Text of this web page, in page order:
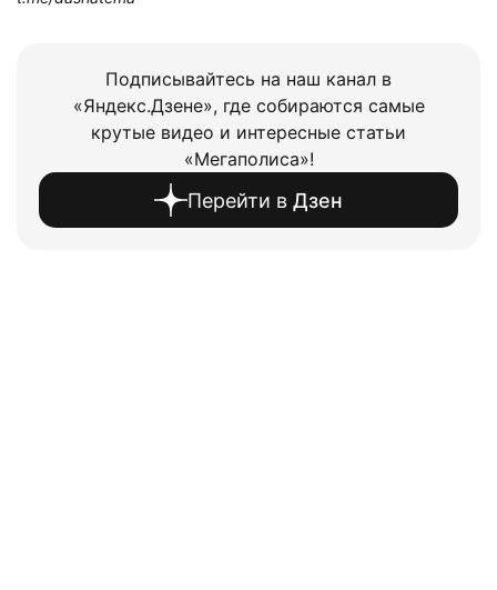
Подписывайтесь на наш канал в
«Яндекс.Дзене», где собираются самые
крутые видео и интересные статьи
«Мегаполиса»!
Перейти в Дзен